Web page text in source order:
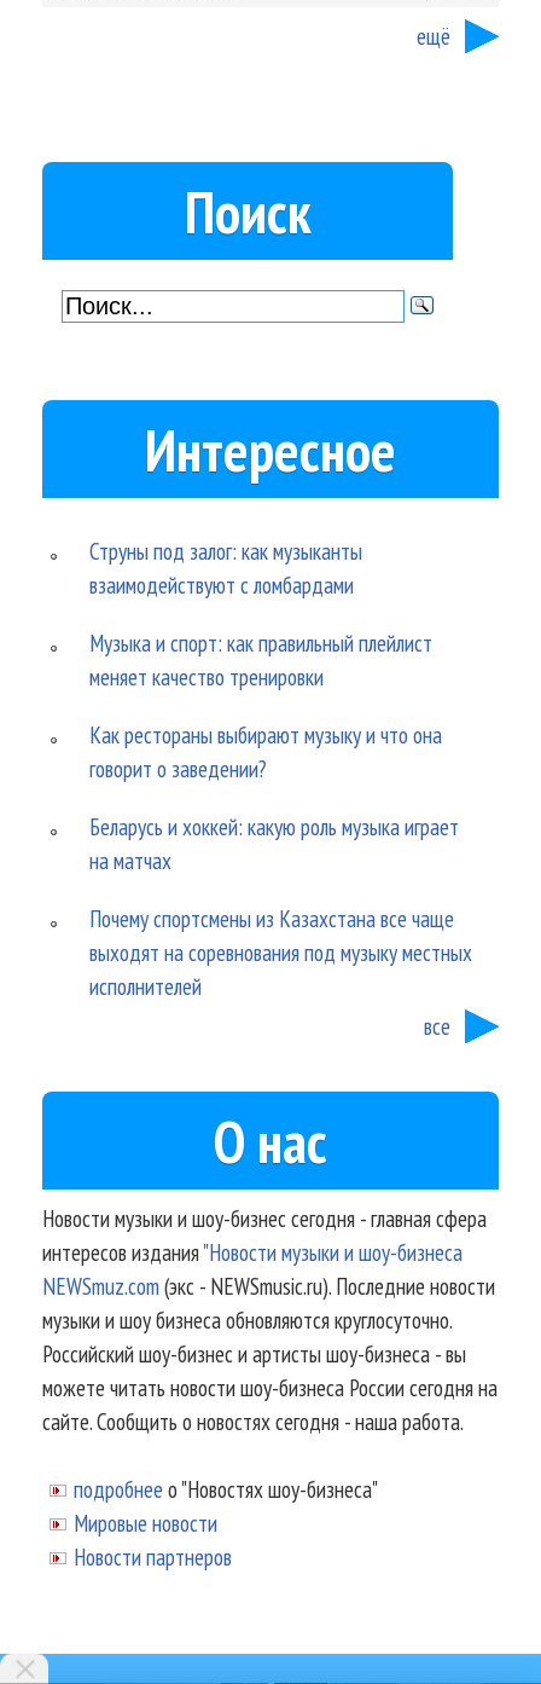
ещё
Поиск
Интересное
Струны под залог: как музыканты
взаимодействуют с ломбардами
Музыка и спорт: как правильный плейлист
меняет качество тренировки
Как рестораны выбирают музыку и что она
говорит о заведении?
Беларусь и хоккей: какую роль музыка играет
на матчах
Почему спортсмены из Казахстана все чаще
выходят на соревнования под музыку местных
исполнителей
все
О нас
Новости музыки и шоу-бизнес сегодня - главная сфера
интересов издания"Новости музыки и шоу-бизнеса
NEWSmuz.com(экс - NEWSmusic.ru). Последние новости
музыки и шоу бизнеса обновляются круглосуточно.
Российский шоу-бизнес и артисты шоу-бизнеса - вы
можете читать новости шоу-бизнеса России сегодня на
сайте. Сообщить о новостях сегодня - наша работа.
подробнее о "Новостях шоу-бизнеса"
Мировые новости
Новости партнеров